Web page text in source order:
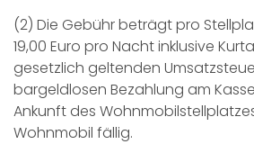
(2) Die Gebühr beträgt pro
19,00 Euro pro Nacht inklusive
gesetzlich geltenden
bargeldlosen Bezahlung am
Ankunft des
Wohnmobil fällig.